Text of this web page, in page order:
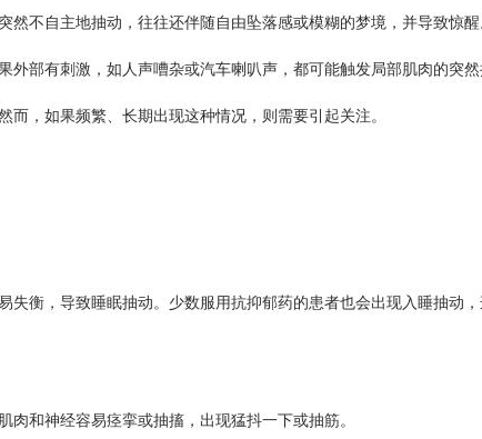
不自主地抽动，往往还伴随自由坠落感或模糊的梦境，并导致惊醒
部有刺激，如人声嘈杂或汽车喇叭声，都可能触发局部肌肉的突然
，如果频繁、长期出现这种情况，则需要引起关注。
衡，导致睡眠抽动。少数服用抗抑郁药的患者也会出现入睡抽动
和神经容易痉挛或抽搐，出现猛抖一下或抽筋。